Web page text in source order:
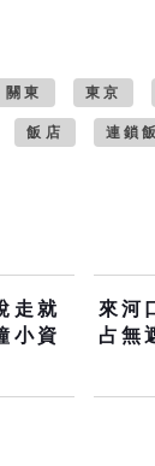
關東 東京
飯店 連鎖
走就
小資
來河
占無